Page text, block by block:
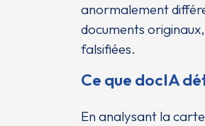
anormalement
documents
falsifiées.
Ce que docIA
En analysant la